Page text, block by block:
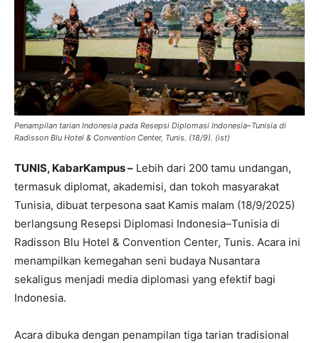
Penampilan tarian Indonesia pada Resepsi Diplomasi Indonesia–Tunisia di
Radisson Blu Hotel & Convention Center, Tunis. (18/9). (ist)
TUNIS, KabarKampus – Lebih dari 200 tamu undangan,
termasuk diplomat, akademisi, dan tokoh masyarakat
Tunisia, dibuat terpesona saat Kamis malam (18/9/2025)
berlangsung Resepsi Diplomasi Indonesia–Tunisia di
Radisson Blu Hotel & Convention Center, Tunis. Acara ini
menampilkan kemegahan seni budaya Nusantara
sekaligus menjadi media diplomasi yang efektif bagi
Indonesia.
Acara dibuka dengan penampilan tiga tarian tradisional